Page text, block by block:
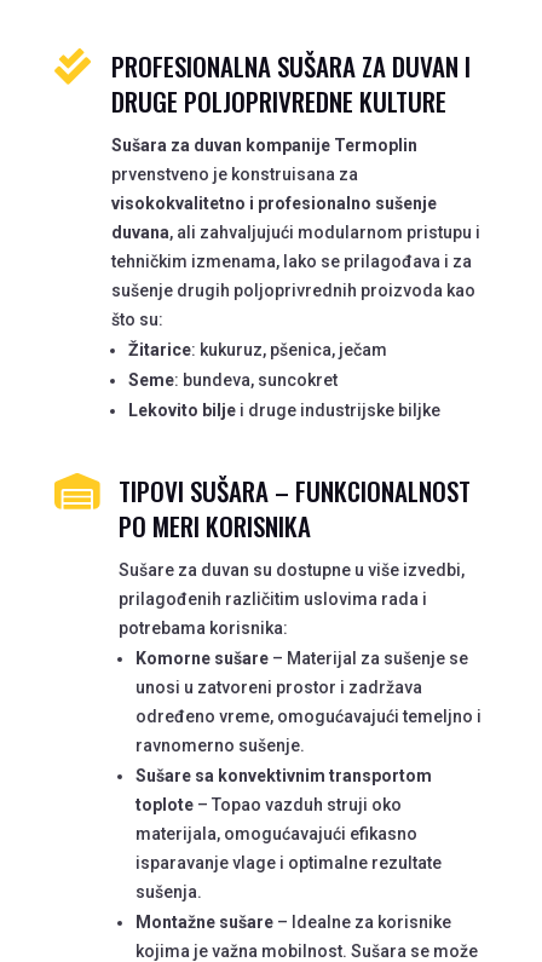

PROFESIONALNA SUŠARA ZA DUVAN I
DRUGE POLJOPRIVREDNE KULTURE
Sušara za duvan kompanije Termoplin
prvenstveno je konstruisana za
visokokvalitetno i profesionalno sušenje
duvana, ali zahvaljujući modularnom pristupu i
tehničkim izmenama, lako se prilagođava i za
sušenje drugih poljoprivrednih proizvoda kao
što su:
Žitarice: kukuruz, pšenica, ječam
Seme: bundeva, suncokret
Lekovito biljei druge industrijske biljke
 TIPOVI SUŠARA – FUNKCIONALNOST
PO MERI KORISNIKA
Sušare za duvan su dostupne u više izvedbi,
prilagođenih različitim uslovima rada i
potrebama korisnika:
Komorne sušare– Materijal za sušenje se
unosi u zatvoreni prostor i zadržava
određeno vreme, omogućavajući temeljno i
ravnomerno sušenje.
Sušare sa konvektivnim transportom
toplote– Topao vazduh struji oko
materijala, omogućavajući efikasno
isparavanje vlage i optimalne rezultate
sušenja.
Montažne sušare– Idealne za korisnike
kojima je važna mobilnost. Sušara se može